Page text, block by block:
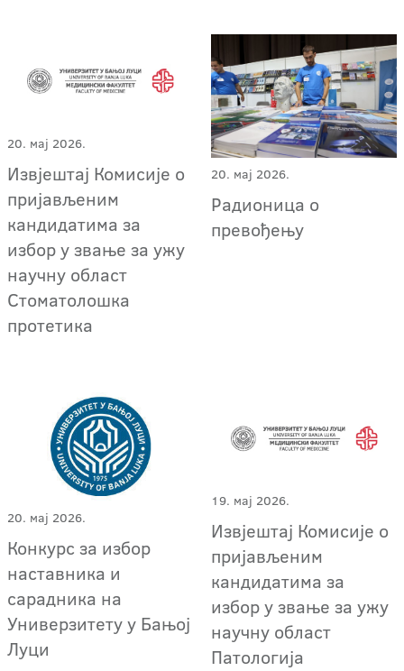
20. мај 2026.
Извјештај Комисије о
пријављеним
кандидатима за
избор у звање за ужу
научну област
Стоматолошка
протетика
20. мај 2026.
Радионица о
превођењу
20. мај 2026.
Конкурс за избор
наставника и
сарадника на
Универзитету у Бањој
Луци
19. мај 2026.
Извјештај Комисије о
пријављеним
кандидатима за
избор у звање за ужу
научну област
Патологија